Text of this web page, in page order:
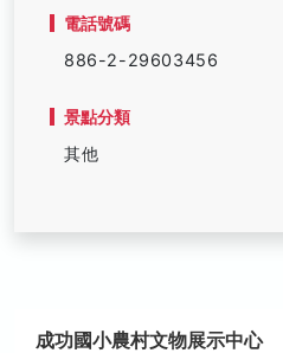
電話號碼
886-2-29603456
景點分類
其他
成功國小農村文物展示中心